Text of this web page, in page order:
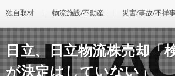
独自取材 物流施設/不動産 災害/事故/不祥
日立、日立物流株売却「
が決定はしていない」